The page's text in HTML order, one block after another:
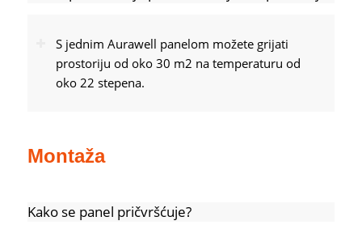
S jednim Aurawell panelom možete grijati
prostoriju od oko 30 m2 na temperaturu od
oko 22 stepena.
Montaža
Kako se panel pričvršćuje?